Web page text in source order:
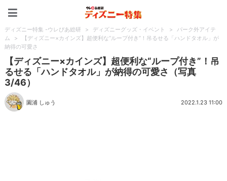
ディズニー特集 -ウレぴあ総研 > ディズニーグッズ・イベント >
パーク外アイテ
ム
>
【ディズニー×カインズ】超便利な“ループ付き”！吊るせる「ハンドタオル」が
納得の可愛さ
【ディズニー×カインズ】超便利な“ループ付き”！吊
るせる「ハンドタオル」が納得の可愛さ（写真
3/46）
園浦 しゅう 2022.1.23 11:00